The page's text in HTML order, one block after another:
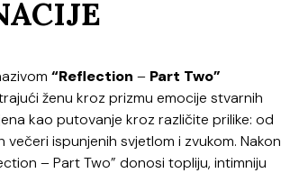
“Reflection – Part Two”
ženu kroz prizmu emocije stvarnih
kao putovanje kroz različite prilike: od
ispunjenih svjetlom i zvukom. Nakon
– Part Two” donosi topliju, intimniju